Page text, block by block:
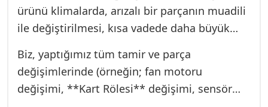
ve tavanın yüzeyleri özel dezenfektanlarla
silinerek, kalan tüm mikroorganizmalar
nötralize edilir.
5. **Montaj ve Test:** Temizlenen parçalar
yerine takılır. Cihaz, özel fan modu
ürünü klimalarda, arızalı bir parçanın muadili
ile değiştirilmesi, kısa vadede daha büyük
kartlar veya sensörler söz konusu olduğunda,
kalibrasyon hayati önem taşır.
Biz, yaptığımız tüm tamir ve parça
değişimlerinde (örneğin; fan motoru
değişimi, **Kart Rölesi** değişimi, sensör